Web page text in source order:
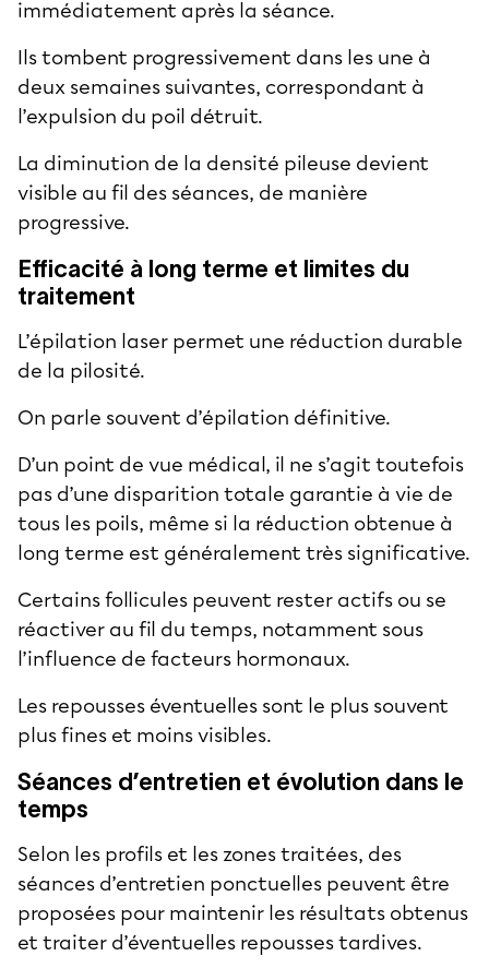
immédiatement après la séance.
Ils tombent progressivement dans les une à
deux semaines suivantes, correspondant à
l’expulsion du poil détruit.
La diminution de la densité pileuse devient
visible au fil des séances, de manière
progressive.
Efficacité à long terme et limites du
traitement
L’épilation laser permet une réduction durable
de la pilosité.
On parle souvent d’épilation définitive.
D’un point de vue médical, il ne s’agit toutefois
pas d’une disparition totale garantie à vie de
tous les poils, même si la réduction obtenue à
long terme est généralement très significative.
Certains follicules peuvent rester actifs ou se
réactiver au fil du temps, notamment sous
l’influence de facteurs hormonaux.
Les repousses éventuelles sont le plus souvent
plus fines et moins visibles.
Séances d’entretien et évolution dans le
temps
Selon les profils et les zones traitées, des
séances d’entretien ponctuelles peuvent être
proposées pour maintenir les résultats obtenus
et traiter d’éventuelles repousses tardives.